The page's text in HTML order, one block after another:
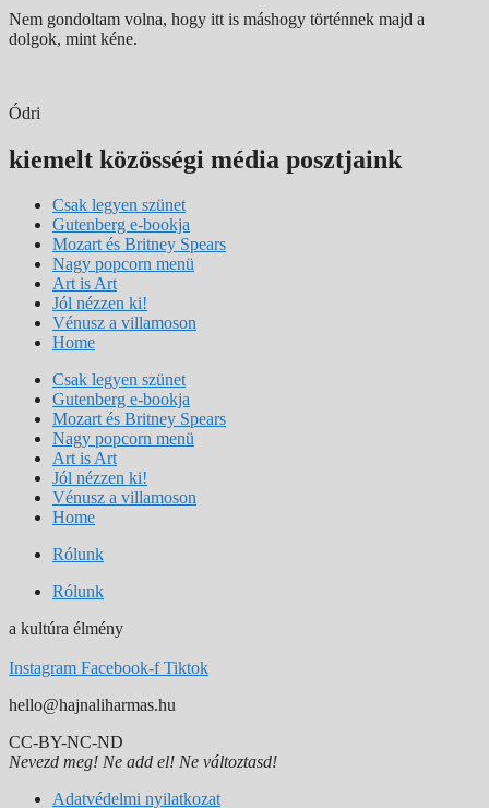
Nem gondoltam volna, hogy itt is máshogy történnek majd a
dolgok, mint kéne.
Ódri
kiemelt közösségi média posztjaink
Csak legyen szünet
Gutenberg e-bookja
Mozart és Britney Spears
Nagy popcorn menü
Art is Art
Jól nézzen ki!
Vénusz a villamoson
Home
Csak legyen szünet
Gutenberg e-bookja
Mozart és Britney Spears
Nagy popcorn menü
Art is Art
Jól nézzen ki!
Vénusz a villamoson
Home
Rólunk
Rólunk
a kultúra élmény
Instagram Facebook-f Tiktok
hello@hajnaliharmas.hu
CC-BY-NC-ND
Nevezd meg! Ne add el! Ne változtasd!
Adatvédelmi nyilatkozat